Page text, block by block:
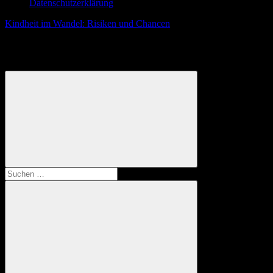
Datenschutzerklärung
Kindheit im Wandel: Risiken und Chancen
Suchen
nach: